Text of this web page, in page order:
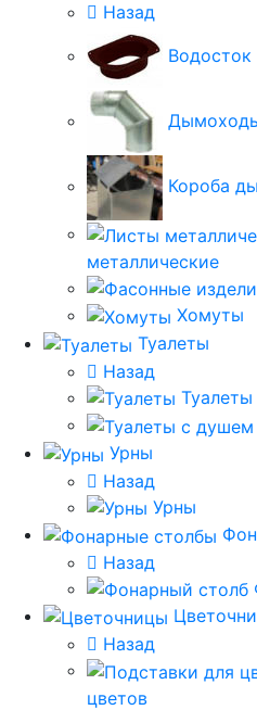
Назад
Водосток
Короба
металлические
Хомуты
Туалеты
Назад
Туалеты
Урны
Назад
Урны
Назад
Назад
цветов